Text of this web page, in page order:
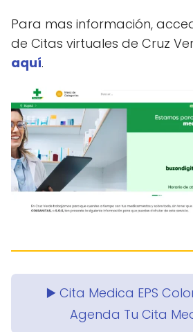
Para mas información,
de Citas virtuales de Cruz
aquí.
▶️ Cita Medica EPS
Agenda Tu Cita